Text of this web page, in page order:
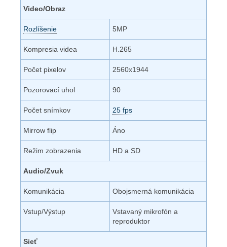
Video/Obraz
Rozlíšenie 5MP
Kompresia videa H.265
Počet pixelov 2560x1944
Pozorovací uhol 90
Počet snímkov 25 fps
Mirrow flip Áno
Režim zobrazenia HD a SD
Audio/Zvuk
Komunikácia Obojsmerná komunikácia
Vstup/Výstup
Vstavaný mikrofón a
reproduktor
Sieť